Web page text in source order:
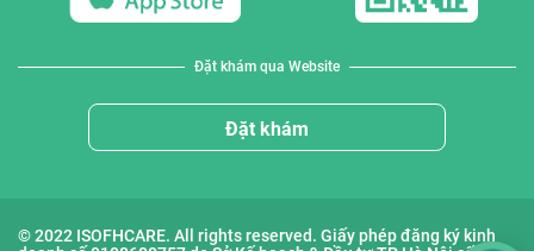
Đặt khám qua Website
Đặt khám
© 2022 ISOFHCARE. All rights reserved. Giấy phép đăng ký kinh